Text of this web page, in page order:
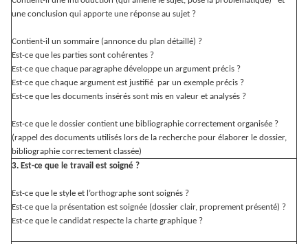
une conclusion qui apporte une réponse au sujet ?
Contient-il un sommaire (annonce du plan détaillé) ?
Est-ce que les parties sont cohérentes ?
Est-ce que chaque paragraphe développe un argument précis ?
Est-ce que chaque argument est justifié par un exemple précis ?
Est-ce que les documents insérés sont mis en valeur et analysés ?
Est-ce que le dossier contient une bibliographie correctement organisée ?
(rappel des documents utilisés lors de la recherche pour élaborer le dossier,
bibliographie correctement classée)
3. Est-ce que le travail est soigné ?
Est-ce que le style et l’orthographe sont soignés ?
Est-ce que la présentation est soignée (dossier clair, proprement présenté) ?
Est-ce que le candidat respecte la charte graphique ?